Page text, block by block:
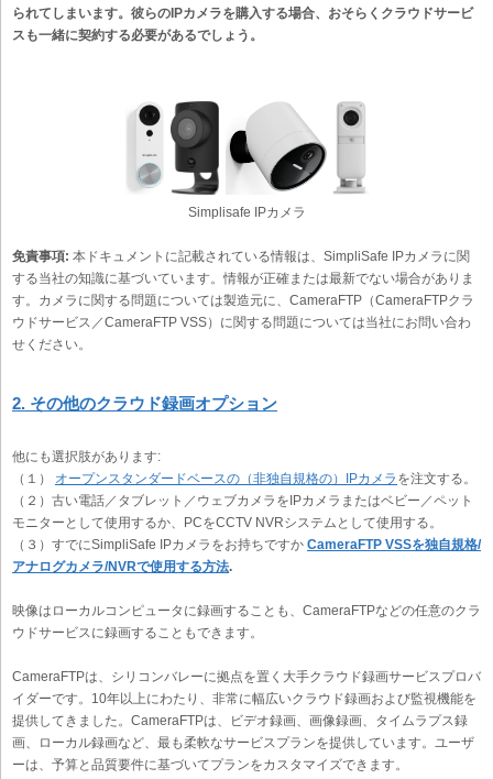
られてしまいます。彼らのIPカメラを購入する場合、おそらくクラウドサービ
スも一緒に契約する必要があるでしょう。
Simplisafe IPカメラ
免責事項: 本ドキュメントに記載されている情報は、SimpliSafe IPカメラに関
する当社の知識に基づいています。情報が正確または最新でない場合がありま
す。カメラに関する問題については製造元に、CameraFTP（CameraFTPクラ
ウドサービス／CameraFTP VSS）に関する問題については当社にお問い合わ
せください。
2. その他のクラウド録画オプション
他にも選択肢があります:
（１） オープンスタンダードベースの（非独自規格の）IPカメラ を注文する。
（２）古い電話／タブレット／ウェブカメラをIPカメラまたはベビー／ペット
モニターとして使用するか、PCをCCTV NVRシステムとして使用する。
（３）すでにSimpliSafe IPカメラをお持ちですか CameraFTP VSSを独自規格/
アナログカメラ/NVRで使用する方法.
映像はローカルコンピュータに録画することも、CameraFTPなどの任意のクラ
ウドサービスに録画することもできます。
CameraFTPは、シリコンバレーに拠点を置く大手クラウド録画サービスプロバ
イダーです。10年以上にわたり、非常に幅広いクラウド録画および監視機能を
提供してきました。CameraFTPは、ビデオ録画、画像録画、タイムラプス録
画、ローカル録画など、最も柔軟なサービスプランを提供しています。ユーザ
ーは、予算と品質要件に基づいてプランをカスタマイズできます。